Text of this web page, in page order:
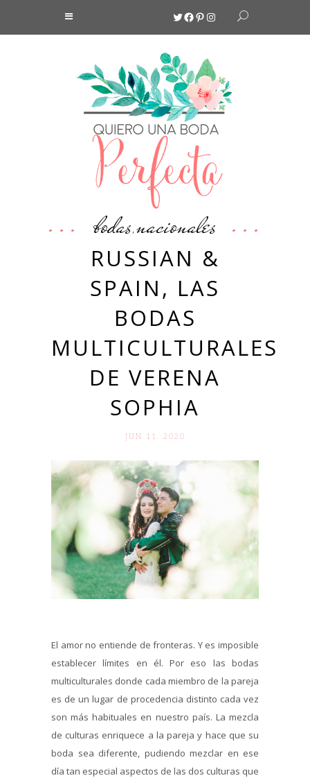
Twitter
Facebook
Pinterest
Instagram
bodas,nacionales
RUSSIAN &
SPAIN, LAS
BODAS
MULTICULTURALES
DE VERENA
SOPHIA
JUN 11. 2020
El amor no entiende de fronteras. Y es imposible
establecer límites en él. Por eso las bodas
multiculturales donde cada miembro de la pareja
es de un lugar de procedencia distinto cada vez
son más habituales en nuestro país. La mezcla
de culturas enriquece a la pareja y hace que su
boda sea diferente, pudiendo mezclar en ese
día tan especial aspectos de las dos culturas que